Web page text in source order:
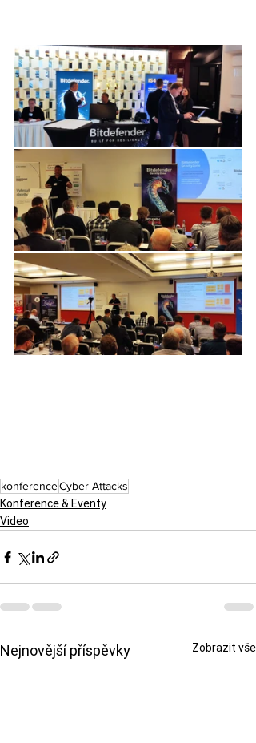
konferenceCyber Attacks
Konference & Eventy
Video
Nejnovější příspěvky Zobrazit vše